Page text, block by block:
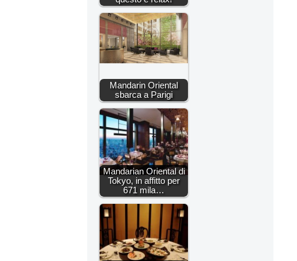
Mandarin Oriental
sbarca a Parigi
Mandarian Oriental di
Tokyo, in affitto per
671 mila…